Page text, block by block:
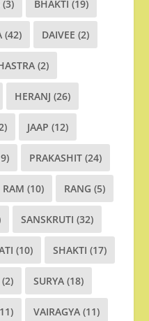
(3) BHAKTI (19)
(42) DAIVEE (2)
(2)
HERANJ (26)
JAAP (12)
PRAKASHIT (24)
RAM (10) RANG (5)
SANSKRUTI (32)
(10) SHAKTI (17)
(2) SURYA (18)
VAIRAGYA (11)